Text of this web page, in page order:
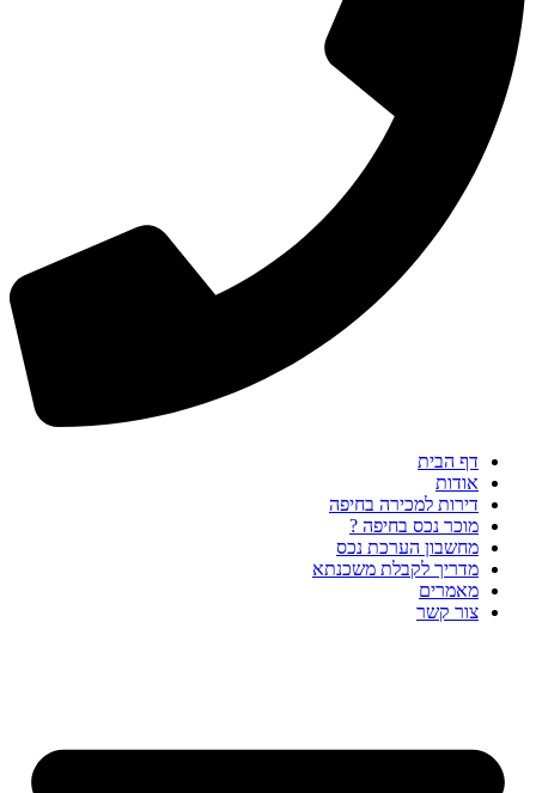
דף הבית
אודות
דירות למכירה בחיפה
מוכר נכס בחיפה ?
מחשבון הערכת נכס
מדריך לקבלת משכנתא
מאמרים
צור קשר